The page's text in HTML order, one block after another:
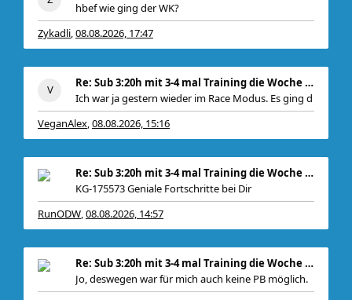
hbef wie ging der WK?
Zykadli,08.08.2026, 17:47
Re: Sub 3:20h mit 3-4 mal Training die Woche machb
Ich war ja gestern wieder im Race Modus. Es ging d
VeganAlex,08.08.2026, 15:16
Re: Sub 3:20h mit 3-4 mal Training die Woche machb
KG-175573 Geniale Fortschritte bei Dir
, zudem
RunODW,08.08.2026, 14:57
Re: Sub 3:20h mit 3-4 mal Training die Woche machb
Jo, deswegen war für mich auch keine PB möglich.